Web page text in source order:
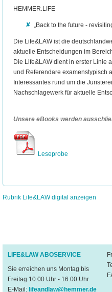
HEMMER.LIFE
„Back to the future -
Die Life&LAW ist die
aktuelle Entscheidungen im
Die Life&LAW dient in erster Linie
und Referendare examenstypisch
Interessantes rund um die
Nachschlagewerk für aktuelle
Unsere eBooks werden
Leseprobe
Rubrik Life&LAW digital anzeigen
LIFE&LAW ABOSERVICE
Sie erreichen uns Montag bis
Freitag 10.00 Uhr - 16.00 Uhr
E-Mail: lifeandlaw@hemmer.de